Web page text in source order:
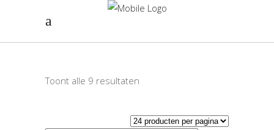
Toont alle 9 resultaten